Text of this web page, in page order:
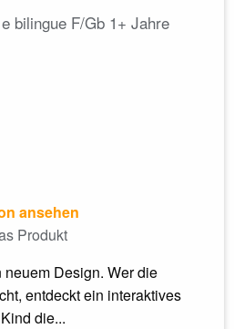
bilingue F/Gb 1+ Jahre
ansehen
Produkt
Design. Wer die
entdeckt ein interaktives
die...